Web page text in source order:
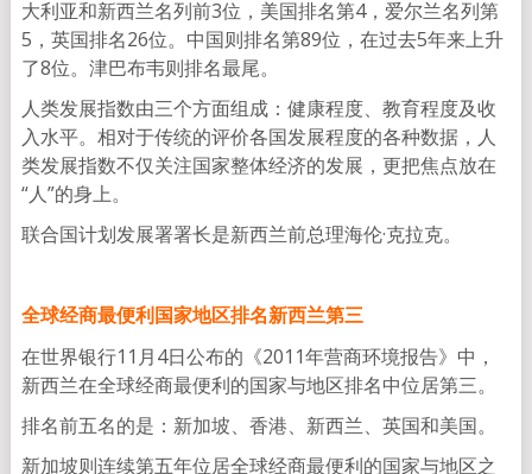
大利亚和新西兰名列前3位，美国排名第4，爱尔兰名列第
5，英国排名26位。中国则排名第89位，在过去5年来上升
了8位。津巴布韦则排名最尾。
人类发展指数由三个方面组成：健康程度、教育程度及收
入水平。相对于传统的评价各国发展程度的各种数据，人
类发展指数不仅关注国家整体经济的发展，更把焦点放在
“人”的身上。
联合国计划发展署署长是新西兰前总理海伦·克拉克。
全球经商最便利国家地区排名新西兰第三
在世界银行11月4日公布的《2011年营商环境报告》中，
新西兰在全球经商最便利的国家与地区排名中位居第三。
排名前五名的是：新加坡、香港、新西兰、英国和美国。
新加坡则连续第五年位居全球经商最便利的国家与地区之